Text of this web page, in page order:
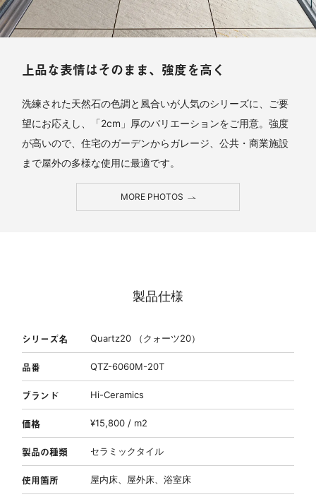
上品な表情はそのまま、強度を高く
洗練された天然石の色調と風合いが人気のシリーズに、ご要
望にお応えし、「2cm」厚のバリエーションをご用意。強度
が高いので、住宅のガーデンからガレージ、公共・商業施設
まで屋外の多様な使用に最適です。
MORE PHOTOS
製品仕様
シリーズ名 Quartz20 （クォーツ20）
品番 QTZ-6060M-20T
ブランド Hi-Ceramics
価格 ¥15,800 / m2
製品の種類 セラミックタイル
使用箇所 屋内床、屋外床、浴室床